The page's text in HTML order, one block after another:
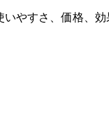
いやすさ、価格